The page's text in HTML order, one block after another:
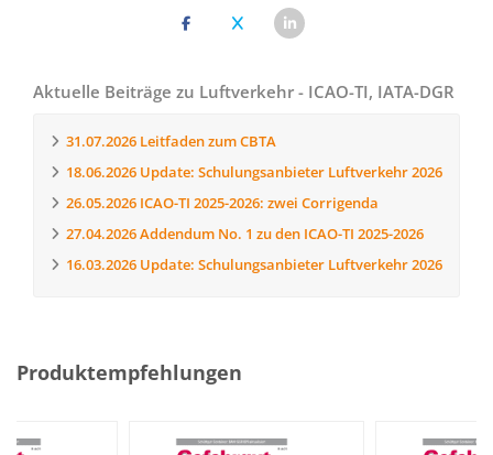
Aktuelle Beiträge zu Luftverkehr - ICAO-TI, IATA-DGR
31.07.2026 Leitfaden zum CBTA
18.06.2026 Update: Schulungsanbieter Luftverkehr 2026
26.05.2026 ICAO-TI 2025-2026: zwei Corrigenda
27.04.2026Addendum No. 1 zu den ICAO-TI 2025-2026
16.03.2026 Update: Schulungsanbieter Luftverkehr 2026
Produktempfehlungen